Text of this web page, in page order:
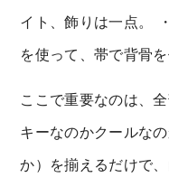
イト、飾りは一点。
を使って、帯で背骨
ここで重要なのは、
キーなのかクールな
か）を揃えるだけで